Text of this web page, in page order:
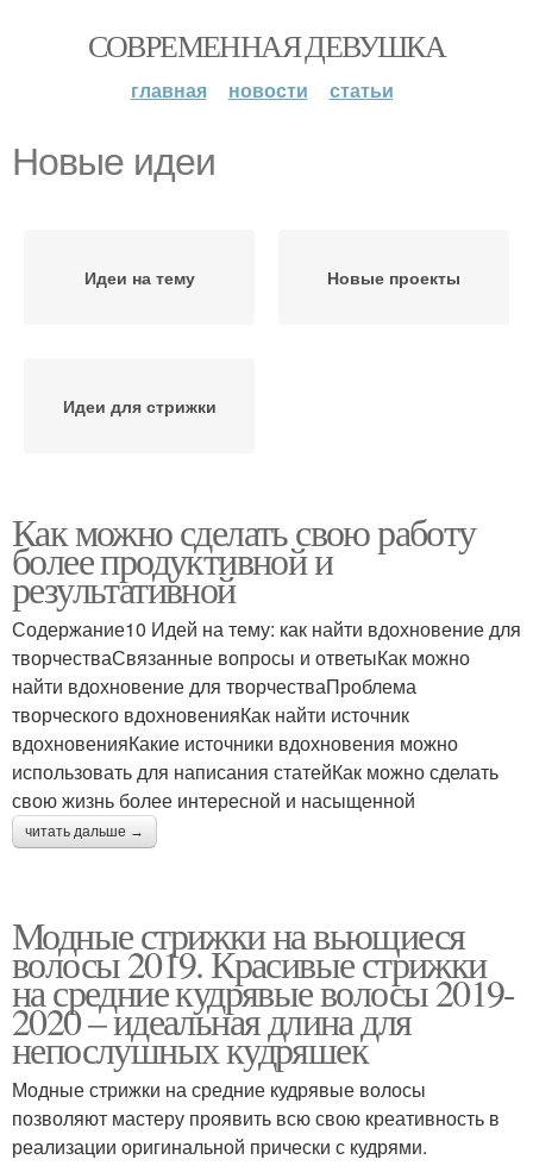
СОВРЕМЕННАЯ ДЕВУШКА
главная новости статьи
Новые идеи
Идеи на тему Новые проекты
Идеи для стрижки
Как можно сделать свою работу
более продуктивной и
результативной
Содержание10 Идей на тему: как найти вдохновение для
творчестваСвязанные вопросы и ответыКак можно
найти вдохновение для творчестваПроблема
творческого вдохновенияКак найти источник
вдохновенияКакие источники вдохновения можно
использовать для написания статейКак можно сделать
свою жизнь более интересной и насыщенной
читать дальше →
Модные стрижки на вьющиеся
волосы 2019. Красивые стрижки
на средние кудрявые волосы 2019-
2020 – идеальная длина для
непослушных кудряшек
Модные стрижки на средние кудрявые волосы
позволяют мастеру проявить всю свою креативность в
реализации оригинальной прически с кудрями.